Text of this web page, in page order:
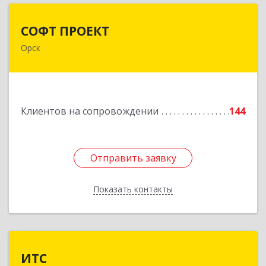
СОФТ ПРОЕКТ
Орск
Клиентов на сопровождении 144
Отправить заявку
Показать контакты
Отправить заявку
Назад
ИТС